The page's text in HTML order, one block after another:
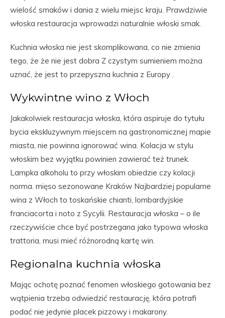
wielość smaków i dania z wielu miejsc kraju. Prawdziwie
włoska restauracja wprowadzi naturalnie włoski smak.
Kuchnia włoska nie jest skomplikowana, co nie zmienia
tego, że że nie jest dobra Z czystym sumieniem można
uznać, że jest to przepyszna kuchnia z Europy .
Wykwintne wino z Włoch
Jakakolwiek restauracja włoska, która aspiruje do tytułu
bycia ekskluzywnym miejscem na gastronomicznej mapie
miasta, nie powinna ignorować wina. Kolacja w stylu
włoskim bez wyjątku powinien zawierać też trunek.
Lampka alkoholu to przy włoskim obiedzie czy kolacji
norma. mięso sezonowane Kraków Najbardziej popularne
wina z Włoch to toskańskie chianti, lombardyjskie
franciacorta i noto z Sycylii. Restauracja włoska – o ile
rzeczywiście chce być postrzegana jako typowa włoska
trattoria, musi mieć różnorodną kartę win.
Regionalna kuchnia włoska
Mając ochotę poznać fenomen włoskiego gotowania bez
wątpienia trzeba odwiedzić restaurację, która potrafi
podać nie jedynie placek pizzowy i makarony.